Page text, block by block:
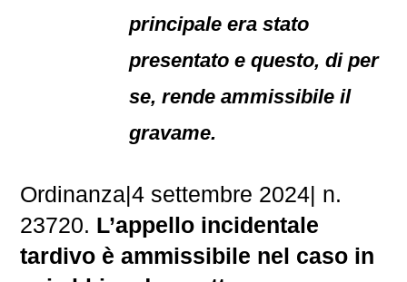
principale era stato
presentato e questo, di per
se, rende ammissibile il
gravame.
Ordinanza|4 settembre 2024| n.
23720. L’appello incidentale
tardivo è ammissibile nel caso in